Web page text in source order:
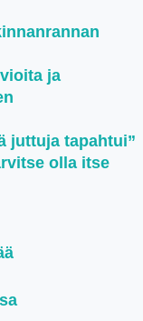
ja
juttuja tapahtui”
olla itse